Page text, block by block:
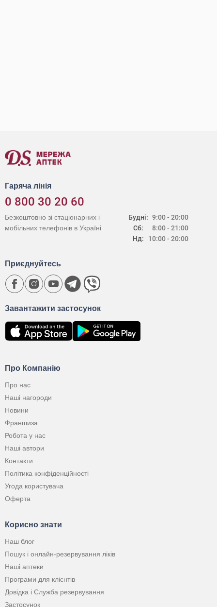
Гаряча лінія
0 800 30 20 60
Будні:
Сб:
Нд:
9:00 - 20:00
8:00 - 21:00
10:00 - 20:00
Безкоштовно зі стаціонарних і
мобільних телефонів в Україні
Про Компанію
Про нас
Наші нагороди
Новини
Франшиза
Робота у нас
Наші автори
Контакти
Політика конфіденційності
Угода користувача
Оферта
Корисно знати
Наш блог
Пошук і онлайн-резервування ліків
Наші аптеки
Програми для клієнтів
Довідка і Служба резервування
Застосунок
Завантажити застосунок
Приєднуйтесь